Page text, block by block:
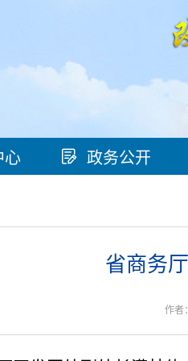
心 政务公开
省商务
作者：